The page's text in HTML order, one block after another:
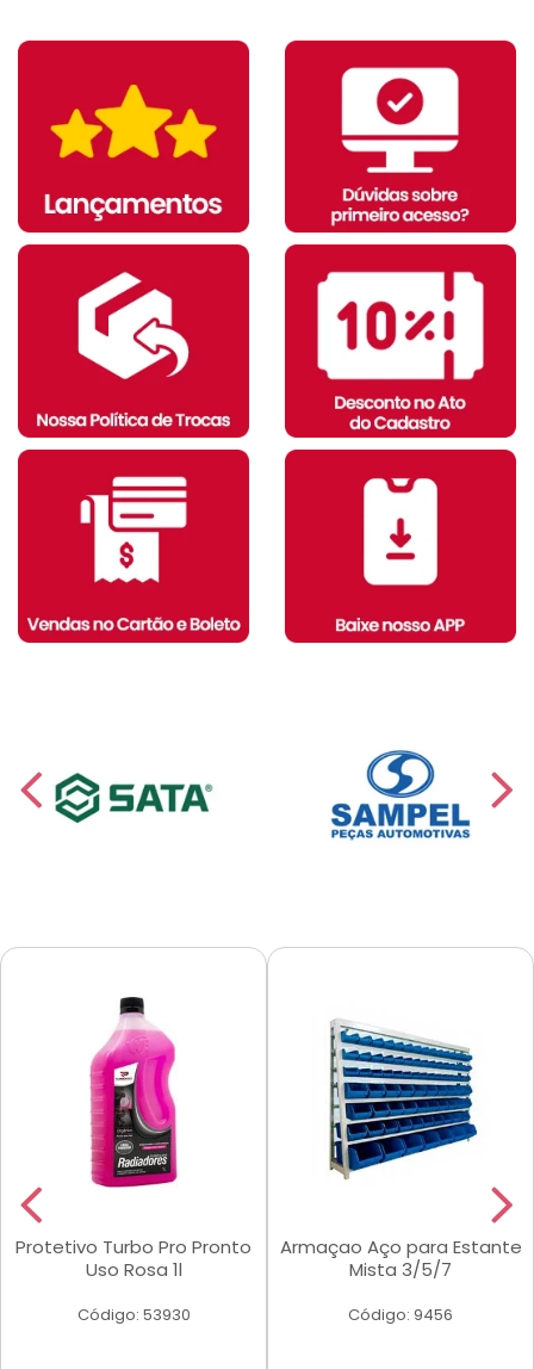
Protetivo Turbo Pro Pronto
Uso Rosa 1l
Código: 53930
Armaçao Aço para Estante
Mista 3/5/7
Código: 9456